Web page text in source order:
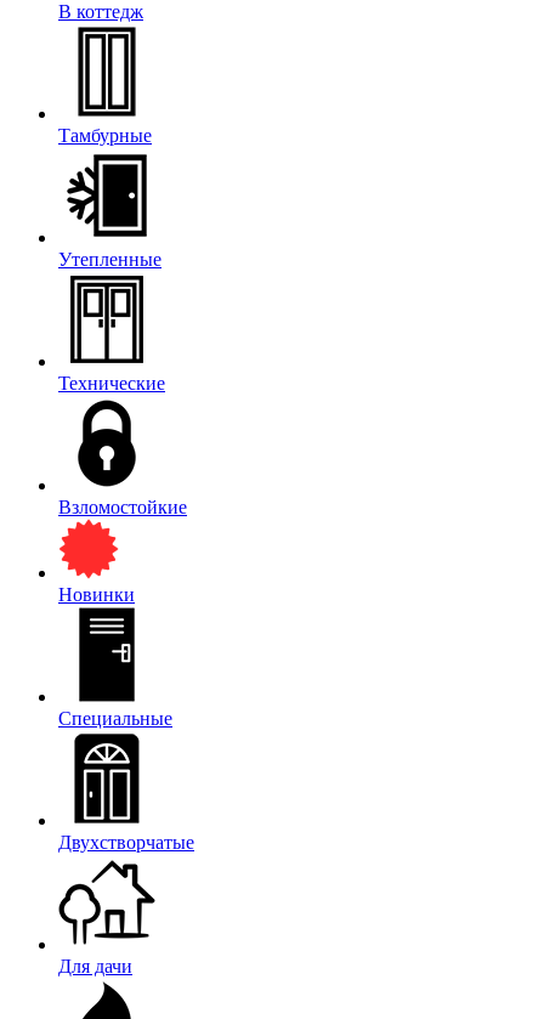
В коттедж
Тамбурные
Утепленные
Технические
Взломостойкие
Новинки
Специальные
Двухстворчатые
Для дачи